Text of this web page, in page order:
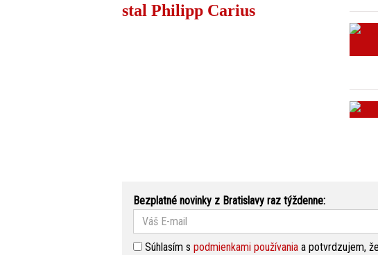
stal Philipp Carius
Bezplatné novinky z Bratislavy raz týždenne:
Súhlasím s podmienkami používania a potvrdzujem,